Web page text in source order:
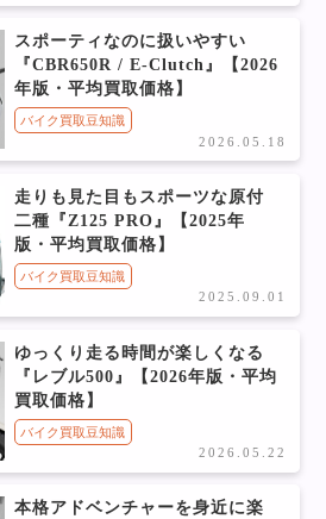
スポーティなのに扱いやすい
『CBR650R / E-Clutch』【2026
年版・平均買取価格】
バイク買取豆知識
2026.05.18
走りも見た目もスポーツな原付
二種『Z125 PRO』【2025年
版・平均買取価格】
バイク買取豆知識
2025.09.01
ゆっくり走る時間が楽しくなる
『レブル500』【2026年版・平均
買取価格】
バイク買取豆知識
2026.05.22
本格アドベンチャーを身近に楽